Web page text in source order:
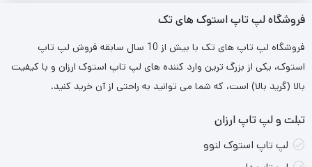
دارا بودن سه خروجی USB
نقاط ضعف محصول:
تنها دارای رنگ مشکی می باشد
فروشگاه لپ تاپ استوک های تک
فروشگاه لپ تاپ های تک با بیش از 10 سال سابقه فروش لپ تاپ
استوک، یکی از بزرگ ترین وارد کننده های لپ تاپ استوک ارزان و با کیفیت
بالا (گرید بالا) است، که شما می توانید به راحتی از آن خرید کنید.
تبلت و لپ تاپ ارزان
لپ تاپ استوک لنوو